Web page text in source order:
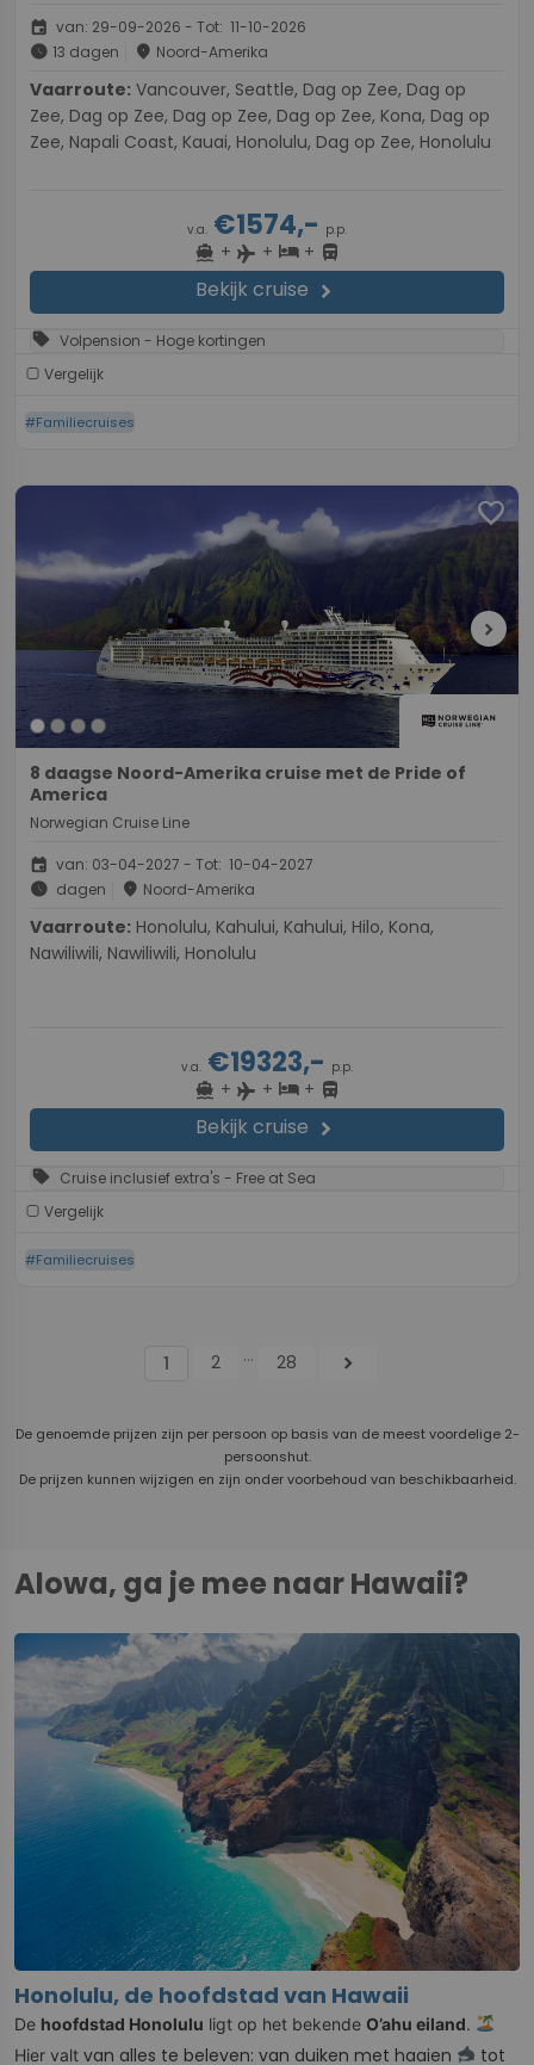
event van: 29-09-2026 - Tot: 11-10-2026
schedule 13 dagen place Noord-Amerika
Vaarroute:
Zee, Dag op Zee, Dag op Zee, Dag op Zee, Kona, Dag op
Zee, Napali Coast, Kauai, Honolulu, Dag op Zee, Honolulu
v.a. €1574,- p.p.
directions_boat + flight + hotel+ directions_bus
Bekijk cruise chevron_right
sell Volpension - Hoge kortingen
Vergelijk
#Familiecruises
favorite
chevron_right
8 daagse Noord-Amerika cruise met de Pride of
America
Norwegian Cruise Line
event van: 03-04-2027 - Tot: 10-04-2027
schedule dagen place Noord-Amerika
Vaarroute:
Nawiliwili, Nawiliwili, Honolulu
v.a. €19323,- p.p.
directions_boat + flight + hotel+ directions_bus
Bekijk cruise chevron_right
sell Cruise inclusief extra's - Free at Sea
Vergelijk
#Familiecruises
1 2 ... 28 chevron_right
De genoemde prijzen zijn per persoon op basis van de meest voordelige 2-
persoonshut.
De prijzen kunnen wijzigen en zijn onder voorbehoud van beschikbaarheid.
Alowa, ga je mee naar Hawaii?
Honolulu, de hoofdstad van Hawaii
De hoofdstad Honolulu ligt op het bekende O’ahu eiland.
Hier valt van alles te beleven: van duiken met haaien tot